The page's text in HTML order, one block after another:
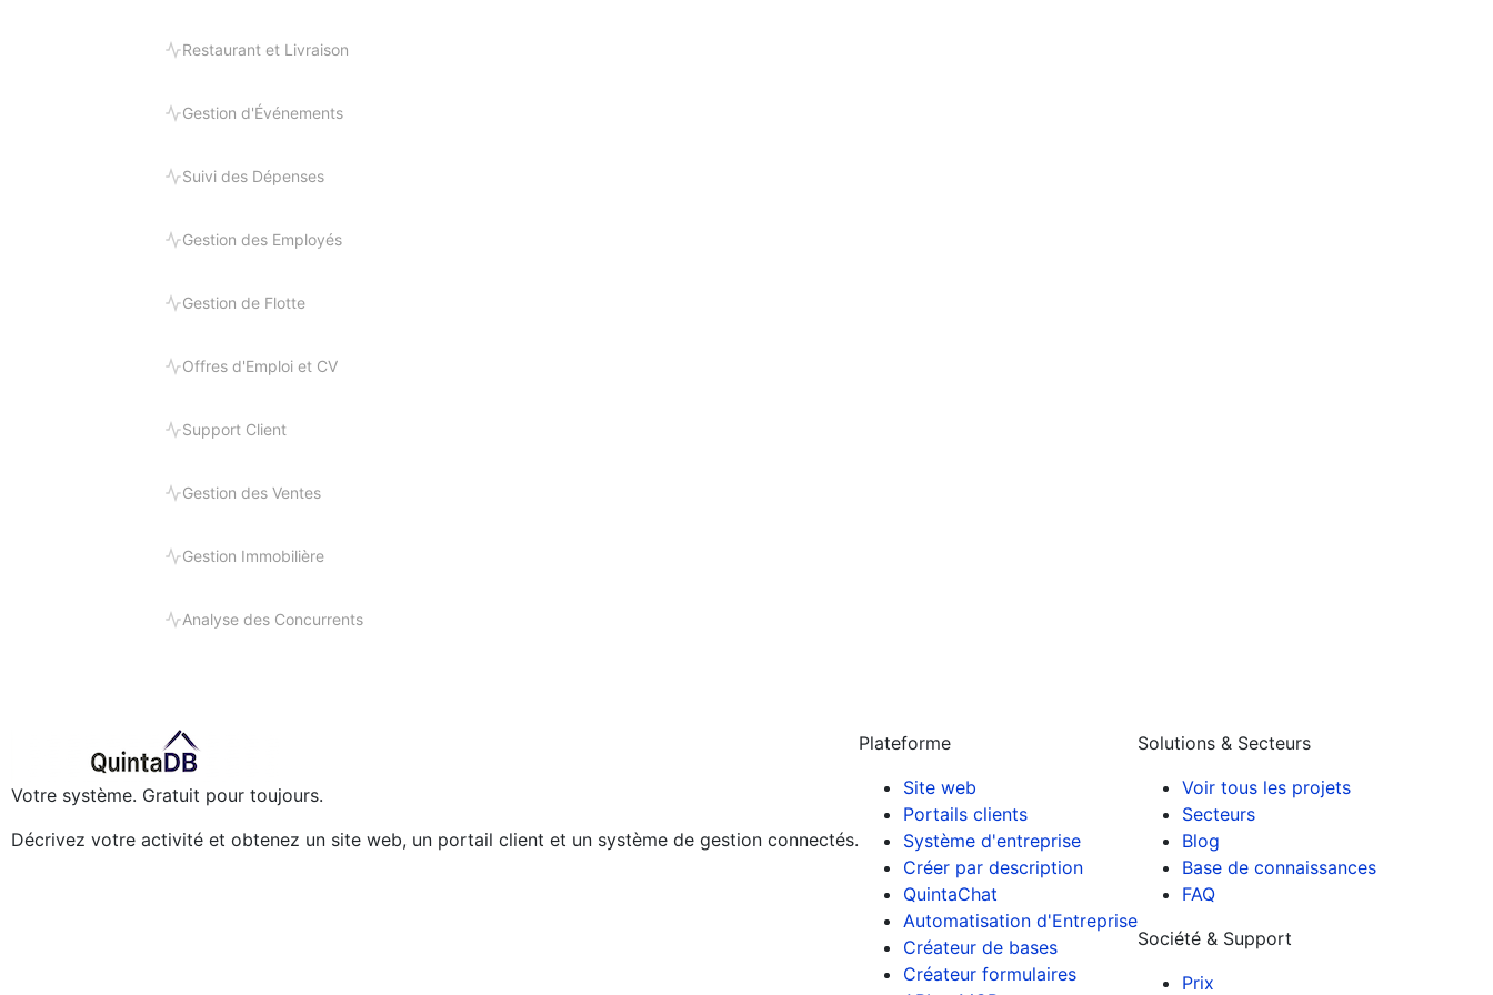
Restaurant et Livraison
Gestion d'Événements
Suivi des Dépenses
Gestion des Employés
Gestion de Flotte
Offres d'Emploi et CV
Support Client
Gestion des Ventes
Gestion Immobilière
Analyse des Concurrents
Votre système. Gratuit pour toujours.
Décrivez votre activité et obtenez un site web, un portail client et un système de gestion connectés.
Plateforme
Site web
Portails clients
Système d'entreprise
Créer par description
QuintaChat
Automatisation d'Entreprise
Créateur de bases
Créateur formulaires
Solutions & Secteurs
Voir tous les projets
Secteurs
Blog
Base de connaissances
FAQ
Société & Support
Prix